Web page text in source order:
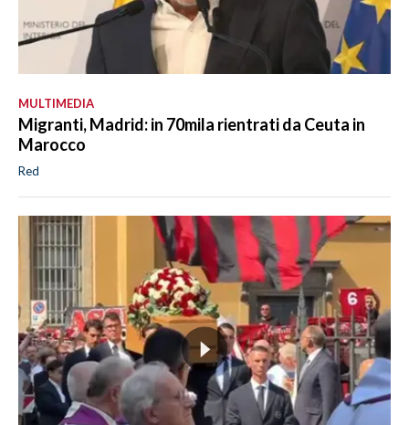
MULTIMEDIA
Migranti, Madrid: in 70mila rientrati da Ceuta in
Marocco
Red